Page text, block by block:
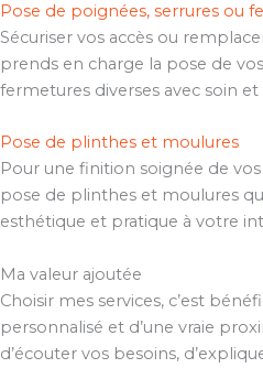
Pose de poignées, serrures ou
Sécuriser vos accès ou
prends en charge la pose de
fermetures diverses avec soin et
Pose de plinthes et moulures
Pour une finition soignée de
pose de plinthes et moulures
esthétique et pratique à votre
Ma valeur ajoutée
Choisir mes services, c’est
personnalisé et d’une vraie
d’écouter vos besoins,